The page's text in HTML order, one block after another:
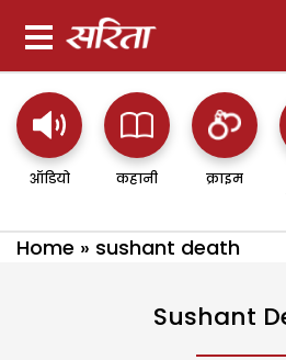
ऑडियो कहानी क्राइम
Home » sushant death
Sushant